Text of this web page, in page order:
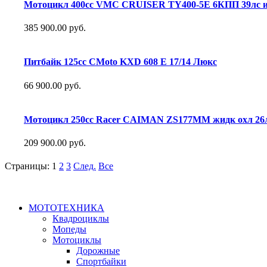
Мотоцикл 400сс VMC CRUISER TY400-5E 6КПП 39лс
385 900.00 руб.
Питбайк 125сс CMoto KXD 608 Е 17/14 Люкс
66 900.00 руб.
Мотоцикл 250сс Racer CAIMAN ZS177MM жидк охл
209 900.00 руб.
Страницы: 1 2 3 След. Все
МОТОТЕХНИКА
Квадроциклы
Мопеды
Мотоциклы
Дорожные
Спортбайки